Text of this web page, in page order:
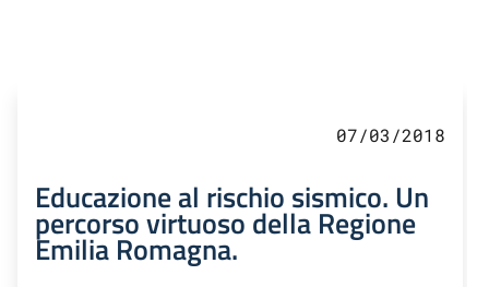
07/03/2018
Educazione al rischio sismico. Un
percorso virtuoso della Regione
Emilia Romagna.